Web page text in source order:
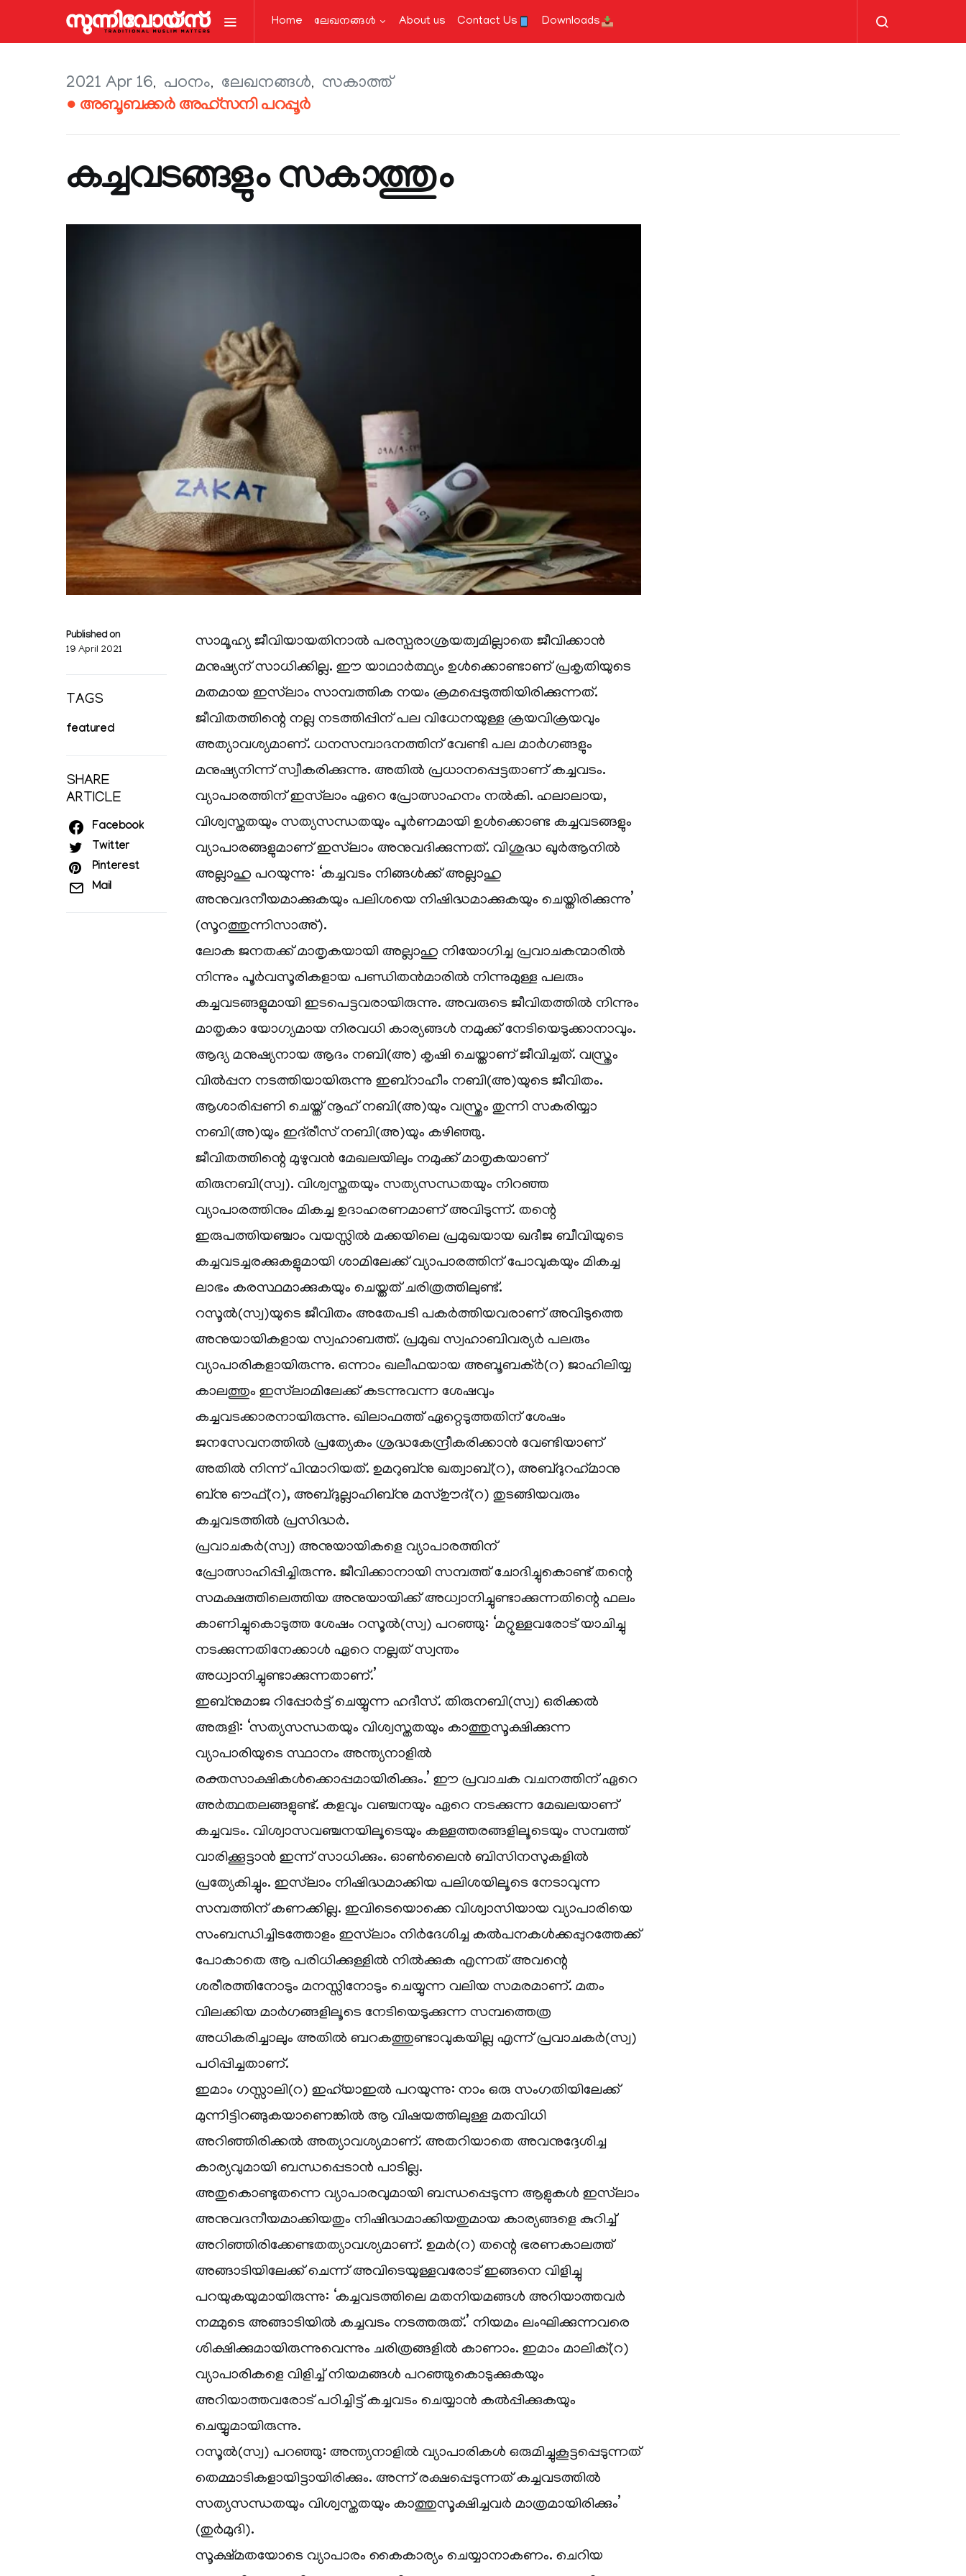
Home ലേഖനങ്ങള്‍ About us Contact Us Downloads
2021 Apr 16 പഠനം ലേഖനങ്ങള്‍ സകാത്ത്
● അബൂബക്കർ അഹ്‌സനി പറപ്പൂർ
കച്ചവടങ്ങളും സകാത്തും
Published on
19 April 2021
TAGS
featured
SHARE
ARTICLE
Facebook
Twitter
Pinterest
Mail
സാമൂഹ്യ ജീവിയായതിനാൽ പരസ്പരാശ്രയത്വമില്ലാതെ ജീവിക്കാൻ
മനുഷ്യന് സാധിക്കില്ല. ഈ യാഥാർത്ഥ്യം ഉൾക്കൊണ്ടാണ് പ്രകൃതിയുടെ
മതമായ ഇസ്‌ലാം സാമ്പത്തിക നയം ക്രമപ്പെടുത്തിയിരിക്കുന്നത്.
ജീവിതത്തിന്റെ നല്ല നടത്തിപ്പിന് പല വിധേനയുള്ള ക്രയവിക്രയവും
അത്യാവശ്യമാണ്. ധനസമ്പാദനത്തിന് വേണ്ടി പല മാർഗങ്ങളും
മനുഷ്യനിന്ന് സ്വീകരിക്കുന്നു. അതിൽ പ്രധാനപ്പെട്ടതാണ് കച്ചവടം.
വ്യാപാരത്തിന് ഇസ്‌ലാം ഏറെ പ്രോത്സാഹനം നൽകി. ഹലാലായ,
വിശ്വസ്തതയും സത്യസന്ധതയും പൂർണമായി ഉൾക്കൊണ്ട കച്ചവടങ്ങളും
വ്യാപാരങ്ങളുമാണ് ഇസ്‌ലാം അനുവദിക്കുന്നത്. വിശുദ്ധ ഖുർആനിൽ
അല്ലാഹു പറയുന്നു: ‘കച്ചവടം നിങ്ങൾക്ക് അല്ലാഹു
അനുവദനീയമാക്കുകയും പലിശയെ നിഷിദ്ധമാക്കുകയും ചെയ്തിരിക്കുന്നു’
(സൂറത്തുന്നിസാഅ്).
ലോക ജനതക്ക് മാതൃകയായി അല്ലാഹു നിയോഗിച്ച പ്രവാചകന്മാരിൽ
നിന്നും പൂർവസൂരികളായ പണ്ഡിതൻമാരിൽ നിന്നുമുള്ള പലരും
കച്ചവടങ്ങളുമായി ഇടപെട്ടവരായിരുന്നു. അവരുടെ ജീവിതത്തിൽ നിന്നും
മാതൃകാ യോഗ്യമായ നിരവധി കാര്യങ്ങൾ നമുക്ക് നേടിയെടുക്കാനാവും.
ആദ്യ മനുഷ്യനായ ആദം നബി(അ) കൃഷി ചെയ്താണ് ജീവിച്ചത്. വസ്ത്രം
വിൽപ്പന നടത്തിയായിരുന്നു ഇബ്‌റാഹീം നബി(അ)യുടെ ജീവിതം.
ആശാരിപ്പണി ചെയ്ത് നൂഹ് നബി(അ)യും വസ്ത്രം തുന്നി സകരിയ്യാ
നബി(അ)യും ഇദ്‌രീസ് നബി(അ)യും കഴിഞ്ഞു.
ജീവിതത്തിന്റെ മുഴുവൻ മേഖലയിലും നമുക്ക് മാതൃകയാണ്
തിരുനബി(സ്വ). വിശ്വസ്തതയും സത്യസന്ധതയും നിറഞ്ഞ
വ്യാപാരത്തിനും മികച്ച ഉദാഹരണമാണ് അവിടുന്ന്. തന്റെ
ഇരുപത്തിയഞ്ചാം വയസ്സിൽ മക്കയിലെ പ്രമുഖയായ ഖദീജ ബീവിയുടെ
കച്ചവടച്ചരക്കുകളുമായി ശാമിലേക്ക് വ്യാപാരത്തിന് പോവുകയും മികച്ച
ലാഭം കരസ്ഥമാക്കുകയും ചെയ്തത് ചരിത്രത്തിലുണ്ട്.
റസൂൽ(സ്വ)യുടെ ജീവിതം അതേപടി പകർത്തിയവരാണ് അവിടുത്തെ
അനുയായികളായ സ്വഹാബത്ത്. പ്രമുഖ സ്വഹാബിവര്യർ പലരും
വ്യാപാരികളായിരുന്നു. ഒന്നാം ഖലീഫയായ അബൂബക്ർ(റ) ജാഹിലിയ്യ
കാലത്തും ഇസ്‌ലാമിലേക്ക് കടന്നുവന്ന ശേഷവും
കച്ചവടക്കാരനായിരുന്നു. ഖിലാഫത്ത് ഏറ്റെടുത്തതിന് ശേഷം
ജനസേവനത്തിൽ പ്രത്യേകം ശ്രദ്ധകേന്ദ്രീകരിക്കാൻ വേണ്ടിയാണ്
അതിൽ നിന്ന് പിന്മാറിയത്. ഉമറുബ്‌നു ഖത്വാബ്(റ), അബ്ദുറഹ്‌മാനു
ബ്‌നു ഔഫ്(റ), അബ്ദുല്ലാഹിബ്‌നു മസ്ഊദ്(റ) തുടങ്ങിയവരും
കച്ചവടത്തിൽ പ്രസിദ്ധർ.
പ്രവാചകർ(സ്വ) അനുയായികളെ വ്യാപാരത്തിന്
പ്രോത്സാഹിപ്പിച്ചിരുന്നു. ജീവിക്കാനായി സമ്പത്ത് ചോദിച്ചുകൊണ്ട് തന്റെ
സമക്ഷത്തിലെത്തിയ അനുയായിക്ക് അധ്വാനിച്ചുണ്ടാക്കുന്നതിന്റെ ഫലം
കാണിച്ചുകൊടുത്ത ശേഷം റസൂൽ(സ്വ) പറഞ്ഞു: ‘മറ്റുള്ളവരോട് യാചിച്ചു
നടക്കുന്നതിനേക്കാൾ ഏറെ നല്ലത് സ്വന്തം
അധ്വാനിച്ചുണ്ടാക്കുന്നതാണ്.’
ഇബ്‌നുമാജ റിപ്പോർട്ട് ചെയ്യുന്ന ഹദീസ്. തിരുനബി(സ്വ) ഒരിക്കൽ
അരുളി: ‘സത്യസന്ധതയും വിശ്വസ്തതയും കാത്തുസൂക്ഷിക്കുന്ന
വ്യാപാരിയുടെ സ്ഥാനം അന്ത്യനാളിൽ
രക്തസാക്ഷികൾക്കൊപ്പമായിരിക്കും.’ ഈ പ്രവാചക വചനത്തിന് ഏറെ
അർത്ഥതലങ്ങളുണ്ട്. കളവും വഞ്ചനയും ഏറെ നടക്കുന്ന മേഖലയാണ്
കച്ചവടം. വിശ്വാസവഞ്ചനയിലൂടെയും കള്ളത്തരങ്ങളിലൂടെയും സമ്പത്ത്
വാരിക്കൂട്ടാൻ ഇന്ന് സാധിക്കും. ഓൺലൈൻ ബിസിനസുകളിൽ
പ്രത്യേകിച്ചും. ഇസ്‌ലാം നിഷിദ്ധമാക്കിയ പലിശയിലൂടെ നേടാവുന്ന
സമ്പത്തിന് കണക്കില്ല. ഇവിടെയൊക്കെ വിശ്വാസിയായ വ്യാപാരിയെ
സംബന്ധിച്ചിടത്തോളം ഇസ്‌ലാം നിർദേശിച്ച കൽപനകൾക്കപ്പുറത്തേക്ക്
പോകാതെ ആ പരിധിക്കുള്ളിൽ നിൽക്കുക എന്നത് അവന്റെ
ശരീരത്തിനോടും മനസ്സിനോടും ചെയ്യുന്ന വലിയ സമരമാണ്. മതം
വിലക്കിയ മാർഗങ്ങളിലൂടെ നേടിയെടുക്കുന്ന സമ്പത്തെത്ര
അധികരിച്ചാലും അതിൽ ബറകത്തുണ്ടാവുകയില്ല എന്ന് പ്രവാചകർ(സ്വ)
പഠിപ്പിച്ചതാണ്.
ഇമാം ഗസ്സാലി(റ) ഇഹ്‌യാഇൽ പറയുന്നു: നാം ഒരു സംഗതിയിലേക്ക്
മുന്നിട്ടിറങ്ങുകയാണെങ്കിൽ ആ വിഷയത്തിലുള്ള മതവിധി
അറിഞ്ഞിരിക്കൽ അത്യാവശ്യമാണ്. അതറിയാതെ അവനുദ്ദേശിച്ച
കാര്യവുമായി ബന്ധപ്പെടാൻ പാടില്ല.
അതുകൊണ്ടുതന്നെ വ്യാപാരവുമായി ബന്ധപ്പെടുന്ന ആളുകൾ ഇസ്‌ലാം
അനുവദനീയമാക്കിയതും നിഷിദ്ധമാക്കിയതുമായ കാര്യങ്ങളെ കുറിച്ച്
അറിഞ്ഞിരിക്കേണ്ടതത്യാവശ്യമാണ്. ഉമർ(റ) തന്റെ ഭരണകാലത്ത്
അങ്ങാടിയിലേക്ക് ചെന്ന് അവിടെയുള്ളവരോട് ഇങ്ങനെ വിളിച്ചു
പറയുകയുമായിരുന്നു: ‘കച്ചവടത്തിലെ മതനിയമങ്ങൾ അറിയാത്തവർ
നമ്മുടെ അങ്ങാടിയിൽ കച്ചവടം നടത്തരുത്.’ നിയമം ലംഘിക്കുന്നവരെ
ശിക്ഷിക്കുമായിരുന്നുവെന്നും ചരിത്രങ്ങളിൽ കാണാം. ഇമാം മാലിക്(റ)
വ്യാപാരികളെ വിളിച്ച് നിയമങ്ങൾ പറഞ്ഞുകൊടുക്കുകയും
അറിയാത്തവരോട് പഠിച്ചിട്ട് കച്ചവടം ചെയ്യാൻ കൽപ്പിക്കുകയും
ചെയ്യുമായിരുന്നു.
റസൂൽ(സ്വ) പറഞ്ഞു: അന്ത്യനാളിൽ വ്യാപാരികൾ ഒരുമിച്ചുകൂട്ടപ്പെടുന്നത്
തെമ്മാടികളായിട്ടായിരിക്കും. അന്ന് രക്ഷപ്പെടുന്നത് കച്ചവടത്തിൽ
സത്യസന്ധതയും വിശ്വസ്തതയും കാത്തുസൂക്ഷിച്ചവർ മാത്രമായിരിക്കും’
(തുർമുദി).
സൂക്ഷ്മതയോടെ വ്യാപാരം കൈകാര്യം ചെയ്യാനാകണം. ചെറിയ